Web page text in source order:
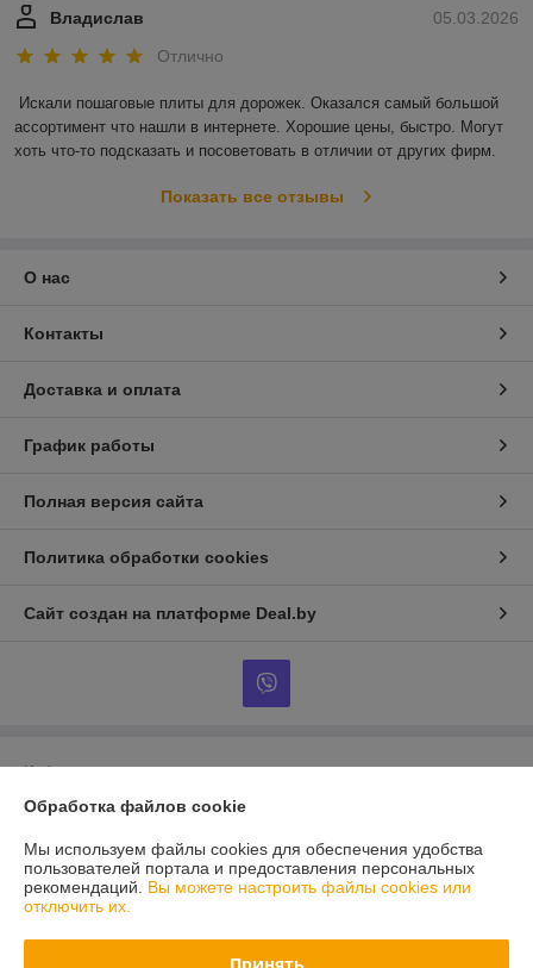
05.03.2026
Владислав
Отлично
Искали пошаговые плиты для дорожек. Оказался самый большой
ассортимент что нашли в интернете. Хорошие цены, быстро. Могут
хоть что-то подсказать и посоветовать в отличии от других фирм.
Показать все отзывы
О нас
Контакты
Доставка и оплата
График работы
Полная версия сайта
Политика обработки cookies
Сайт создан на платформе Deal.by
Информация для покупателя
Юридическое лицо:Общество с Ограниченной Ответственностью
г. Минск, ул. Уручская, 19, пом.1, каб.47
Регистрационный номер ЕГР: 100150772
Регистрационный орган: Минский горисполком
Обработка файлов cookie
Мы используем файлы cookies для обеспечения удобства
пользователей портала и предоставления персональных
рекомендаций. Вы можете настроить файлы cookies или
отключить их.
Принять